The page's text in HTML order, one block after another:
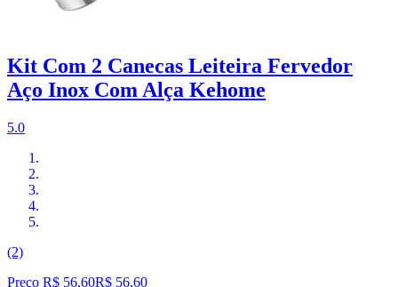
Kit Com 2 Canecas Leiteira Fervedor
Aço Inox Com Alça Kehome
5.0
(2)
Preço R$ 56,60R$ 56,60